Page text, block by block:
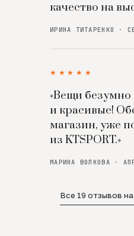
качество на
ИРИНА ТИТАРЕНКО ·
★★★★★
«Вещи безумно
и красивые!
магазин, уже
из KTSPORT.»
МАРИНА ВОЛКОВА ·
Все 19 отзывов